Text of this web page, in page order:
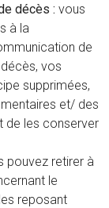
décès : vous
à la
de
vos
supprimées,
et/ des
de les conserver
pouvez retirer à
le
reposant